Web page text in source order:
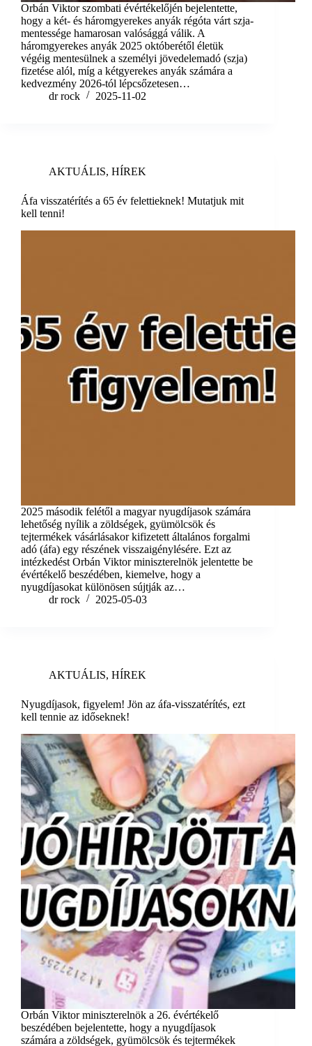
Orbán Viktor szombati évértékelőjén bejelentette,
hogy a két- és háromgyerekes anyák régóta várt szja-
mentessége hamarosan valósággá válik. A
háromgyerekes anyák 2025 októberétől életük
végéig mentesülnek a személyi jövedelemadó (szja)
fizetése alól, míg a kétgyerekes anyák számára a
kedvezmény 2026-tól lépcsőzetesen…
dr rock
2025-11-02
AKTUÁLIS, HÍREK
Áfa visszatérítés a 65 év felettieknek! Mutatjuk mit
kell tenni!
2025 második felétől a magyar nyugdíjasok számára
lehetőség nyílik a zöldségek, gyümölcsök és
tejtermékek vásárlásakor kifizetett általános forgalmi
adó (áfa) egy részének visszaigénylésére. Ezt az
intézkedést Orbán Viktor miniszterelnök jelentette be
évértékelő beszédében, kiemelve, hogy a
nyugdíjasokat különösen sújtják az…
dr rock
2025-05-03
AKTUÁLIS, HÍREK
Nyugdíjasok, figyelem! Jön az áfa-visszatérítés, ezt
kell tennie az időseknek!
Orbán Viktor miniszterelnök a 26. évértékelő
beszédében bejelentette, hogy a nyugdíjasok
számára a zöldségek, gyümölcsök és tejtermékek